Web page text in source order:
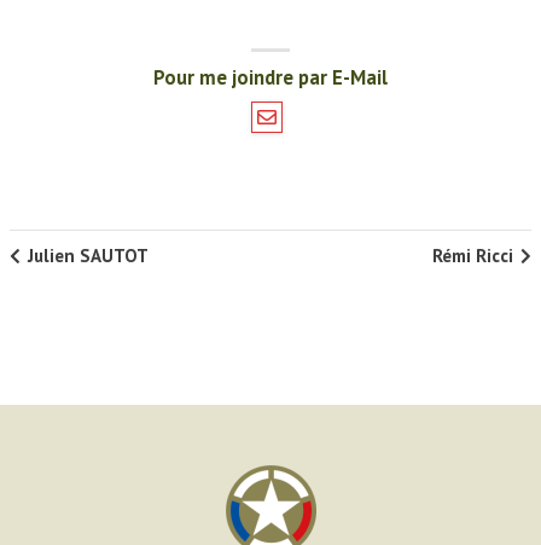
Pour me joindre par E-Mail
Julien SAUTOT Rémi Ricci